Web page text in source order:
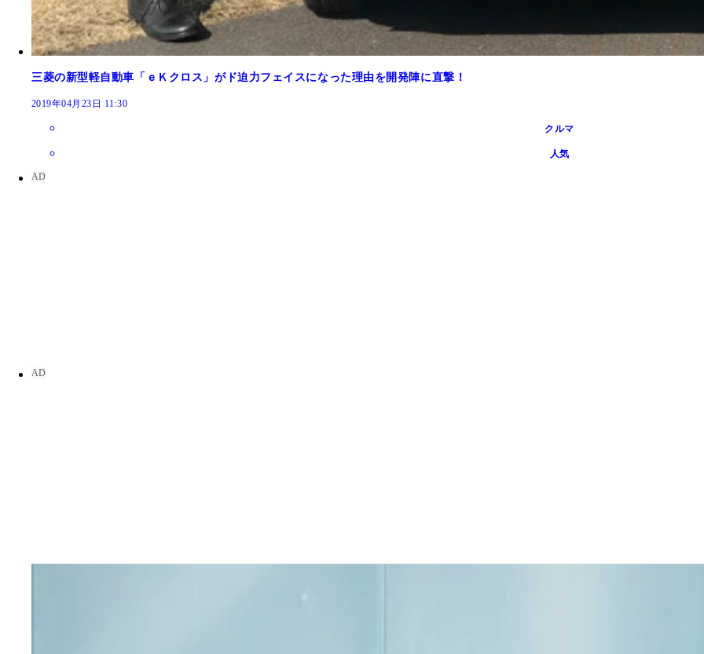
三菱の新型軽自動車「ｅＫクロス」がド迫力フェイスになった理由を開発陣に直撃！
2019年04月23日 11:30
クルマ
人気